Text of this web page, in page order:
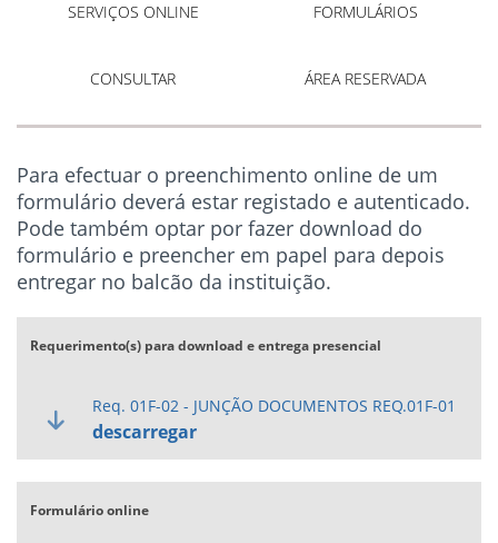
SERVIÇOS ONLINE FORMULÁRIOS
CONSULTAR ÁREA RESERVADA
Para efectuar o preenchimento online de um
formulário deverá estar registado e autenticado.
Pode também optar por fazer download do
formulário e preencher em papel para depois
entregar no balcão da instituição.
Requerimento(s) para download e entrega presencial
Req. 01F-02 - JUNÇÃO DOCUMENTOS REQ.01F-01
descarregar
Formulário online